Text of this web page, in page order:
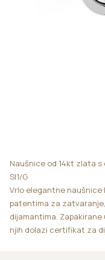
Naušnice od 14kt zlata
SI1/G
Vrlo elegantne
patentima za
dijamantima.
njih dolazi certifikat za